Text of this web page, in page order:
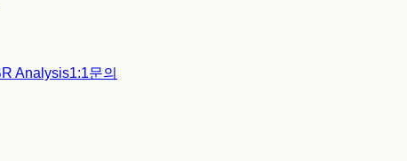
Analysis1:1문의